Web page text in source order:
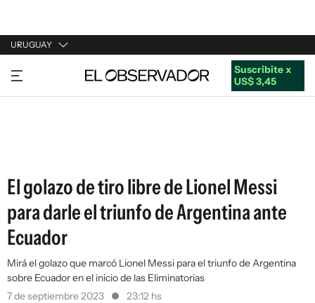
URUGUAY
URUGUAY
ARGENTINA
Suscribite x
US$ 3,45
El golazo de tiro libre de Lionel Messi
para darle el triunfo de Argentina ante
Ecuador
Mirá el golazo que marcó Lionel Messi para el triunfo de Argentina
sobre Ecuador en el inicio de las Eliminatorias
7 de septiembre 2023
23:12 hs